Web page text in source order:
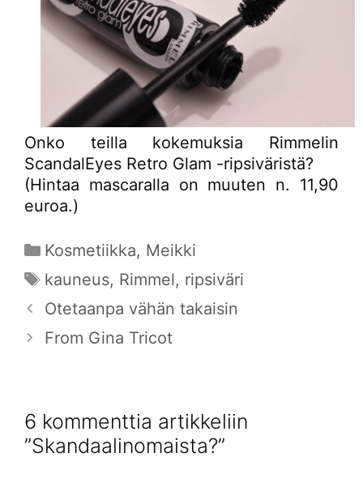
Onko teilla kokemuksia Rimmelin
ScandalEyes Retro Glam -ripsiväristä?
(Hintaa mascaralla on muuten n. 11,90
euroa.)
Kategoriat
Kosmetiikka, Meikki
Avainsanat
kauneus, Rimmel, ripsiväri
Otetaanpa vähän takaisin
From Gina Tricot
6 kommenttia artikkeliin
”Skandaalinomaista?”